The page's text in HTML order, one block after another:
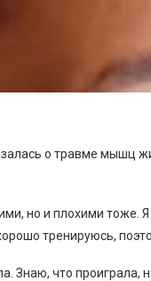
о травме мышц
но и плохими тоже.
тренируюсь,
Знаю, что проиграла,